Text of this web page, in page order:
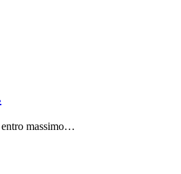
entro massimo…